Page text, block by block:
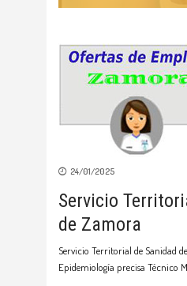
24/01/2025
Servicio
de Zamora
Servicio Territorial de Sanidad
Epidemiología precisa Técnico